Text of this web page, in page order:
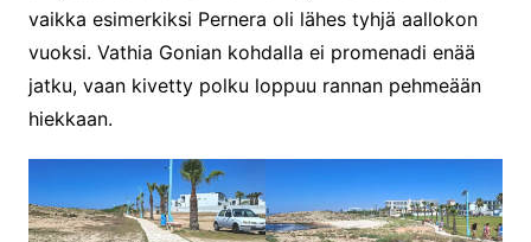
vaikka esimerkiksi Pernera oli lähes tyhjä aallokon
vuoksi. Vathia Gonian kohdalla ei promenadi enää
jatku, vaan kivetty polku loppuu rannan pehmeään
hiekkaan.